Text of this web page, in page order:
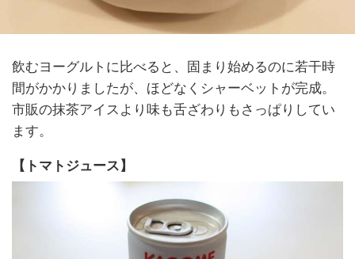
飲むヨーグルトに比べると、固まり始めるのに若干時
間がかかりましたが、ほどなくシャーベットが完成。
市販の抹茶アイスより味も舌ざわりもさっぱりしてい
ます。
【トマトジュース】